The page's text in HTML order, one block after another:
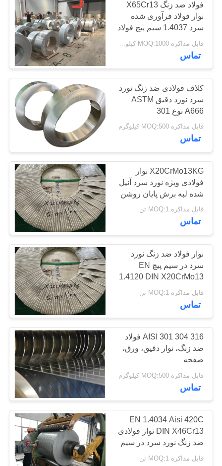
نقشه
سایت
PRIVACY
POLICYنوار فولادی ضد زنگ
دقیق
129
ورق فولاد ضد زنگ و
کویل
374
سیم فولادی ضد زنگ
97
نوار فولادی ضد زنگ
275
فولاد ضد زنگ X65Cr13
نوار فولاد فرآوری شده
سرد 1.4037 سیم پیچ فولاد
ضد زنگ
قابل مذاکره MOQ:1000 کیلوگرم
تماس
کلاف فولادی ضد زنگ نورد
سرد نورد دقیق ASTM
A666 نوع 301
قابل مذاکره MOQ:500 کیلوگرم
تماس
X20CrMo13KG نوار
فولادی ویژه نورد سرد آنیل
شده لبه برش پایان روشن
قابل مذاکره MOQ:1 تن
تماس
نوار فولاد ضد زنگ نورد
سرد در سیم پیچ EN
1.4120 DIN X20CrMo13
قابل مذاکره MOQ:1 تن
تماس
AISI 301 304 316 فولاد
ضد زنگ، نوار دقیق، ورق،
صفحه
قابل مذاکره MOQ:500 کیلوگرم
تماس
EN 1.4034 Aisi 420C
DIN X46Cr13 نوار فولادی
ضد زنگ نورد سرد در سیم
پیچ
قابل مذاکره MOQ:1 تن